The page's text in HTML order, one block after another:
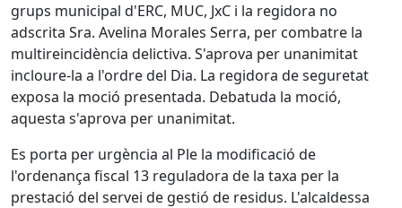
grups municipal d'ERC, MUC, JxC i la regidora no
adscrita Sra. Avelina Morales Serra, per combatre la
multireincidència delictiva. S'aprova per unanimitat
incloure-la a l'ordre del Dia. La regidora de seguretat
exposa la moció presentada. Debatuda la moció,
aquesta s'aprova per unanimitat.
Es porta per urgència al Ple la modificació de
l'ordenança fiscal 13 reguladora de la taxa per la
prestació del servei de gestió de residus. L'alcaldessa